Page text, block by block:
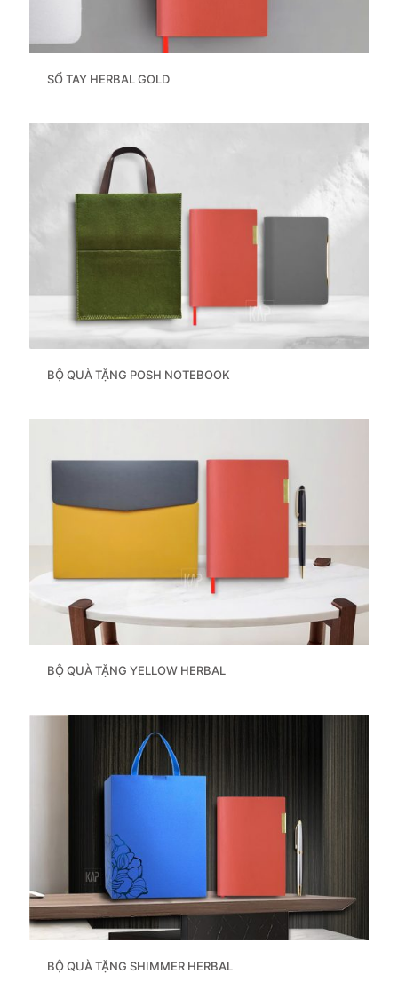
SỔ TAY HERBAL GOLD
BỘ QUÀ TẶNG POSH NOTEBOOK
BỘ QUÀ TẶNG YELLOW HERBAL
BỘ QUÀ TẶNG SHIMMER HERBAL